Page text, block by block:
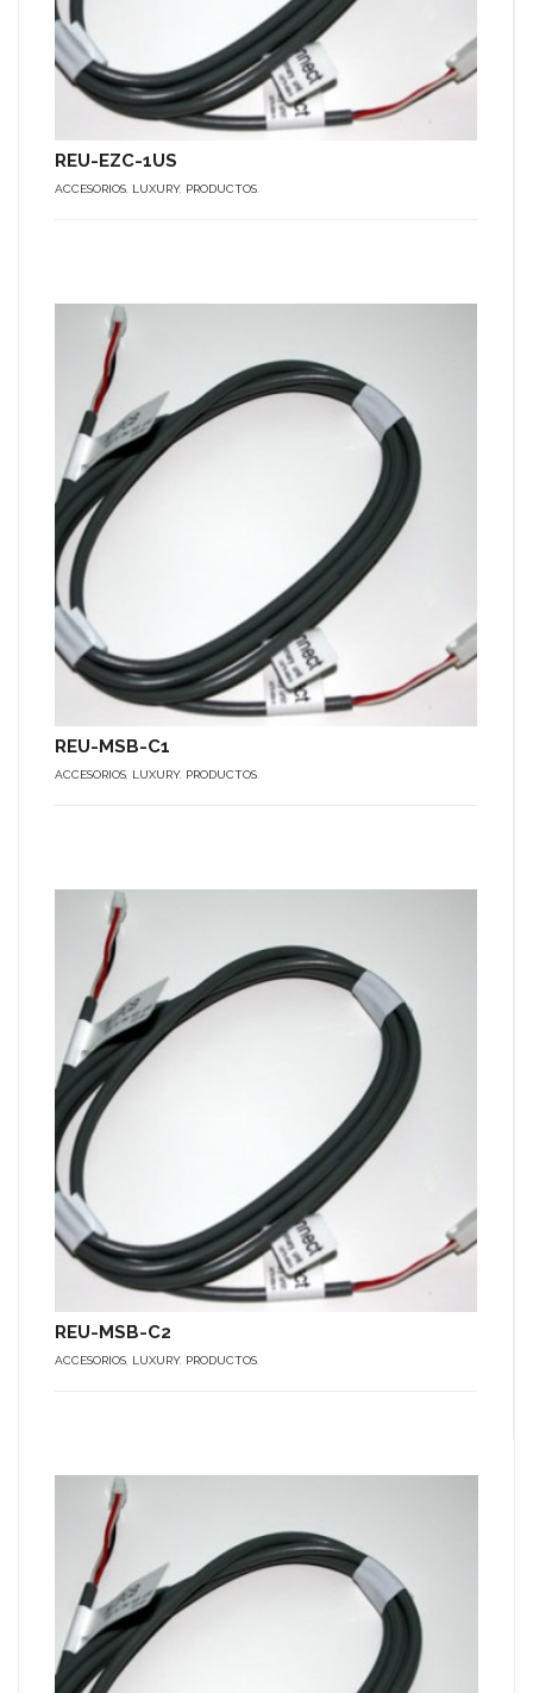
REU-EZC-1US
ACCESORIOS, LUXURY, PRODUCTOS.
REU-MSB-C1
ACCESORIOS, LUXURY, PRODUCTOS.
REU-MSB-C2
ACCESORIOS, LUXURY, PRODUCTOS.